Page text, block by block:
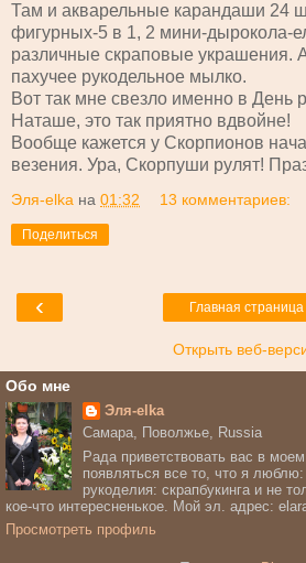
Там и акварельные карандаши 24
фигурных-5 в 1, 2 мини-дырокола-
различные скраповые украшения.
пахучее рукодельное мылко.
Вот так мне свезло именно в День
Наташе, это так приятно вдвойне!
Вообще кажется у Скорпионов
везения. Ура, Скорпуши рулят!
Эля-elka на 01:32 13 комментариев:
Поделиться
‹ Главная страница
Открыть веб-
Обо мне
Эля-elka
Самара, Поволжье, Russia
Рада приветствовать вас в
появляться все то, что я
рукоделия: скрапбукинга и не
кое-что интересненькое. Мой эл. адрес:
Просмотреть профиль